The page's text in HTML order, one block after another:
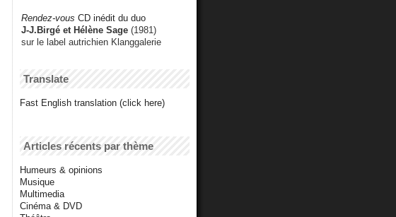
Rendez-vous CD inédit du duo
J-J.Birgé et Hélène Sage (1981)
sur le label autrichien Klanggalerie
Translate
Fast English translation (click here)
Articles récents par thème
Humeurs & opinions
Musique
Multimedia
Cinéma & DVD